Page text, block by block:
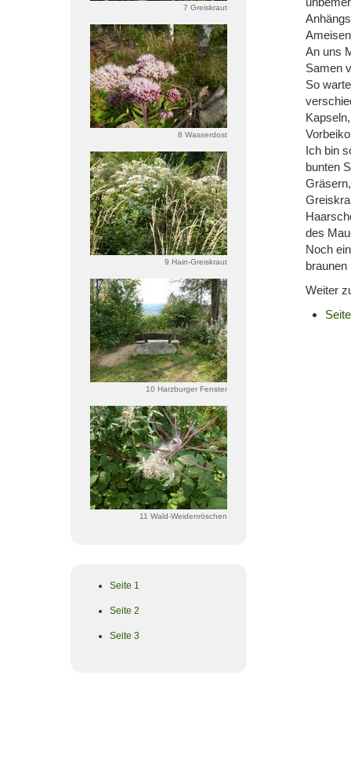
7 Greiskraut
8 Wasserdost
9 Hain-Greiskraut
10 Harzburger Fenster
11 Wald-Weidenröschen
Seite 1
Seite 2
Seite 3
An uns
Samen
So
Ich bin
bunten
des
Noch
braunen
Weiter